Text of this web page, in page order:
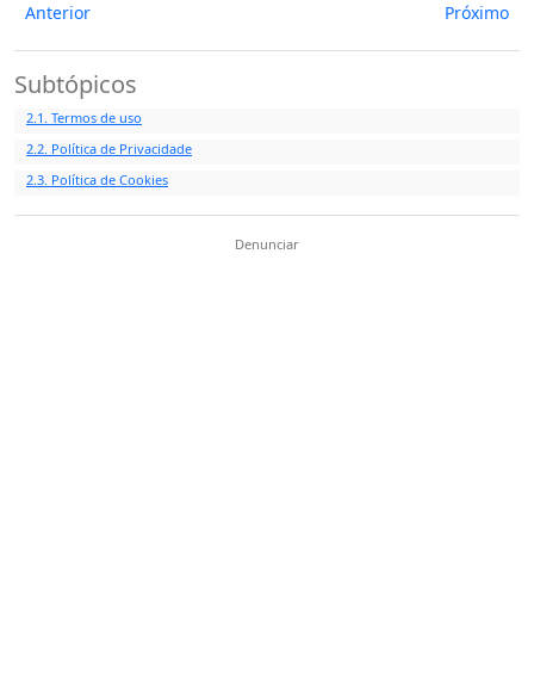
Anterior Próximo
Subtópicos
2.1. Termos de uso
2.2. Política de Privacidade
2.3. Política de Cookies
Denunciar